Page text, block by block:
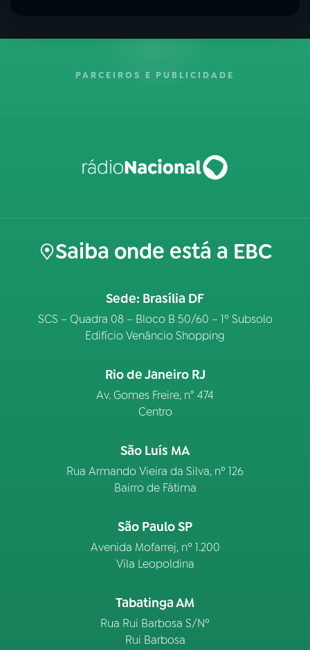
PARCEIROS E PUBLICIDADE
Saiba onde está a EBC
Sede: Brasília DF
SCS – Quadra 08 – Bloco B 50/60 – 1º Subsolo
Edifício Venâncio Shopping
Rio de Janeiro RJ
Av. Gomes Freire, n° 474
Centro
São Luís MA
Rua Armando Vieira da Silva, nº 126
Bairro de Fátima
São Paulo SP
Avenida Mofarrej, nº 1.200
Vila Leopoldina
Tabatinga AM
Rua Rui Barbosa S/Nº
Rui Barbosa